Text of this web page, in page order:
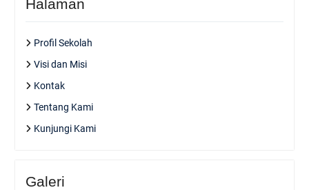
Halaman
Profil Sekolah
Visi dan Misi
Kontak
Tentang Kami
Kunjungi Kami
Galeri